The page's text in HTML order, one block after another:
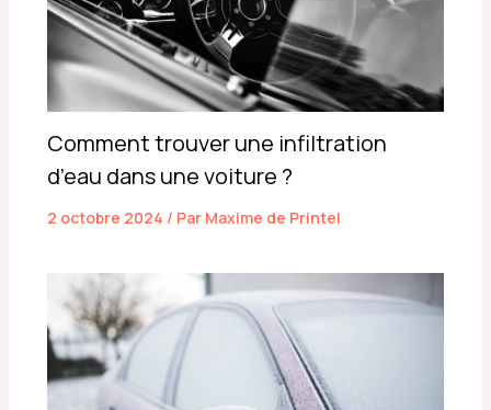
Comment trouver une infiltration
d’eau dans une voiture ?
2 octobre 2024 / Par Maxime de Printel